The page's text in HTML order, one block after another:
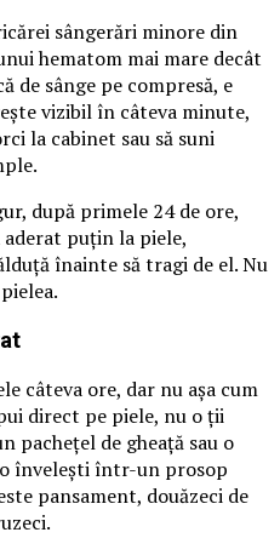
sângerări minore din
hematom mai mare decât
de sânge pe compresă, e
vizibil în câteva minute,
la cabinet sau să suni
după primele 24 de ore,
aderat puțin la piele,
înainte să tragi de el. Nu
câteva ore, dar nu așa cum
direct pe piele, nu o ții
pachețel de gheață sau o
învelești într-un prosop
pansament, douăzeci de